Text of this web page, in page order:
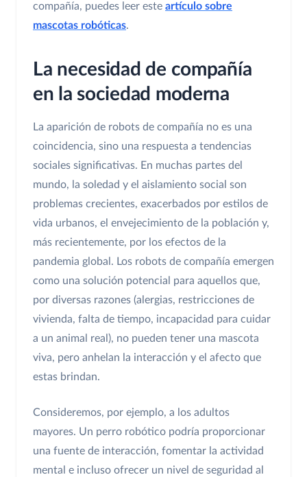
compañía, puedes leer este artículo sobre
mascotas robóticas.
La necesidad de compañía
en la sociedad moderna
La aparición de robots de compañía no es una
coincidencia, sino una respuesta a tendencias
sociales significativas. En muchas partes del
mundo, la soledad y el aislamiento social son
problemas crecientes, exacerbados por estilos de
vida urbanos, el envejecimiento de la población y,
más recientemente, por los efectos de la
pandemia global. Los robots de compañía emergen
como una solución potencial para aquellos que,
por diversas razones (alergias, restricciones de
vivienda, falta de tiempo, incapacidad para cuidar
a un animal real), no pueden tener una mascota
viva, pero anhelan la interacción y el afecto que
estas brindan.
Consideremos, por ejemplo, a los adultos
mayores. Un perro robótico podría proporcionar
una fuente de interacción, fomentar la actividad
mental e incluso ofrecer un nivel de seguridad al